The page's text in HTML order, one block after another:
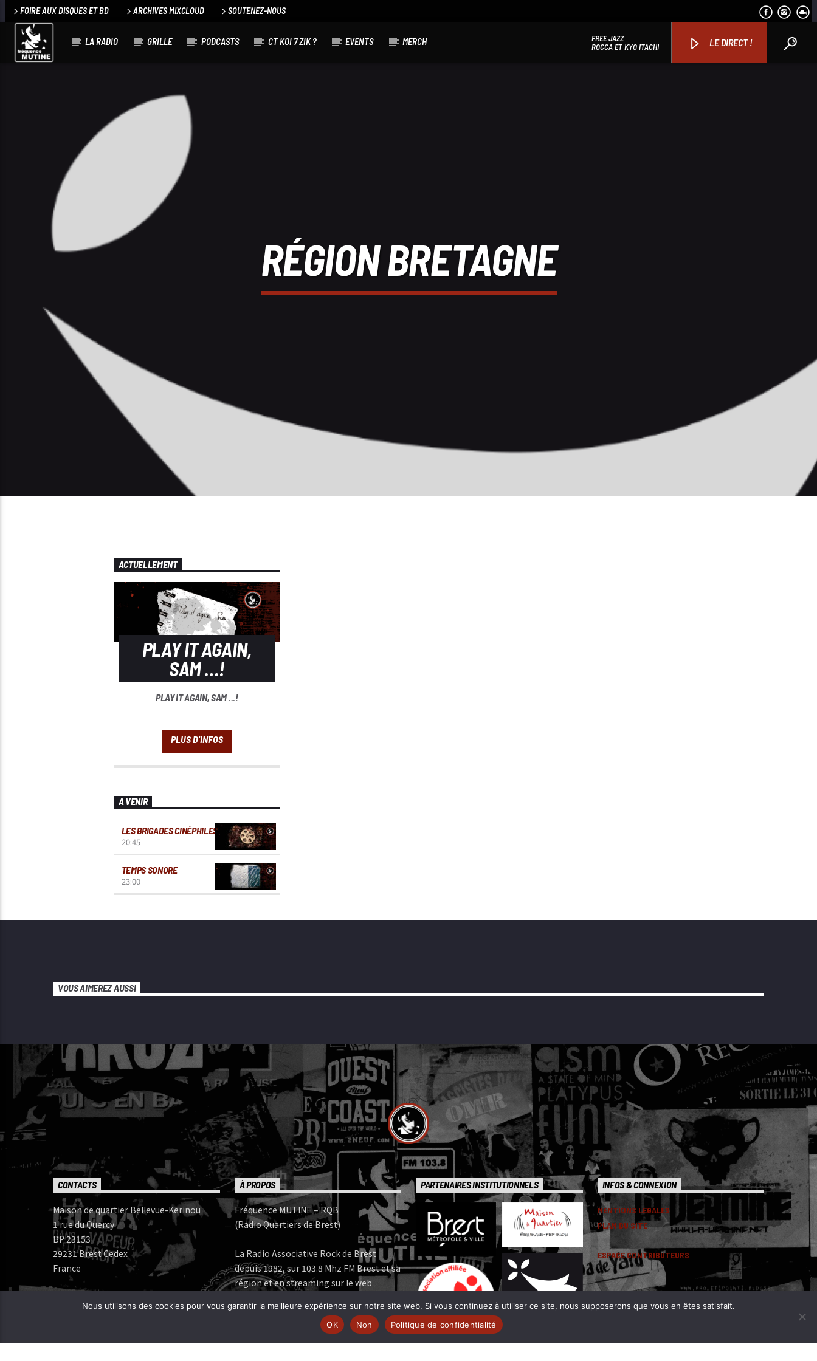
FOIRE AUX DISQUES ET BD ARCHIVES MIXCLOUD SOUTENEZ-NOUS
LA RADIO GRILLE PODCASTS CT KOI 7 ZIK ? EVENTS MERCH LE DIRECT !
FREE JAZZ
ROCCA ET KYO ITACHI
RÉGION BRETAGNE
ACTUELLEMENT
PLAY IT AGAIN,
SAM …!
PLAY IT AGAIN, SAM ...!
A VENIR
LES BRIGADES CINÉPHILES
20:45
TEMPS SONORE
23:00
VOUS AIMEREZ AUSSI
CONTACTS
Maison de quartier Bellevue-Kerinou
1 rue du Quercy
BP 23153
29231 Brest Cedex
France
Bureau: 02 98 05 07 96
Mail:
À PROPOS
Fréquence MUTINE – RQB
(Radio Quartiers de Brest)
La Radio Associative Rock de Brest
depuis 1982, sur 103.8 Mhz FM Brest et sa
région et en streaming sur le web
Fréquence MUTINE est membre:
FERAROCK | www.ferarock.org |
CORLAB | www.corlab.org|
PARTENAIRES INSTITUTIONNELS INFOS & CONNEXION
MENTIONS LEGALES
PLAN DU SITE
ESPACE CONTRIBUTEURS
Nous utilisons des cookies pour vous garantir la meilleure expérience sur notre site web. Si vous continuez à utiliser ce site, nous supposerons que vous en êtes satisfait.
OK
Non Politique de confidentialité